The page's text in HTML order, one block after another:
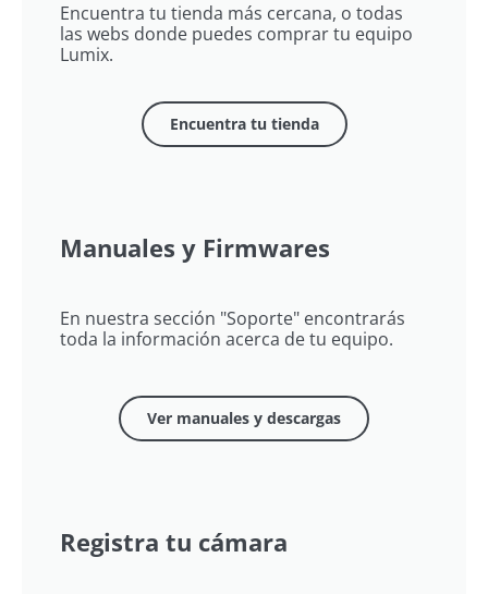
Encuentra tu tienda más cercana, o todas
las webs donde puedes comprar tu equipo
Lumix​.
Encuentra tu tienda
Manuales y Firmwares
En nuestra sección "Soporte" encontrarás
toda la información acerca de tu equipo.
Ver manuales y descargas
Registra tu cámara